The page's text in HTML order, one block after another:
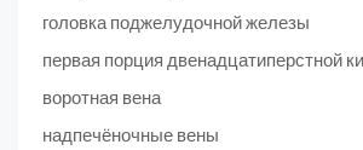
головка поджелудочной железы
первая порция двенадцатиперстной
воротная вена
надпечёночные вены